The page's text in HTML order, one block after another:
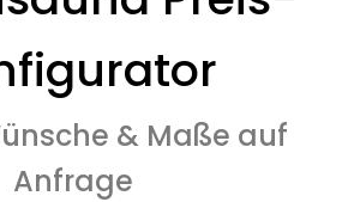
& Maße auf
Anfrage